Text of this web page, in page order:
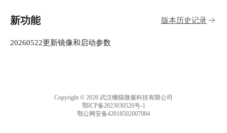
新功能 版本历史记录
20260522更新镜像和启动参数
Copyright © 2026 武汉懒猫微服科技有限公司
鄂ICP备2023030520号-1
鄂公网安备42018502007084